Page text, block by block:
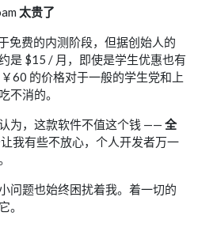
太贵了
免费的内测阶段，但据创始人的
是 $15 / 月，即使是学生优惠也有
60 的价格对于一般的学生党和上
不消的。
为，这款软件不值这个钱 ——全
我有些不放心，个人开发者万一
问题也始终困扰着我。着一切的
。